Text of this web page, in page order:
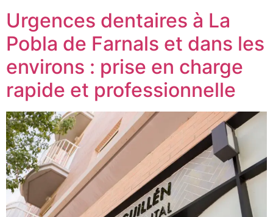
Urgences dentaires à La
Pobla de Farnals et dans les
environs : prise en charge
rapide et professionnelle